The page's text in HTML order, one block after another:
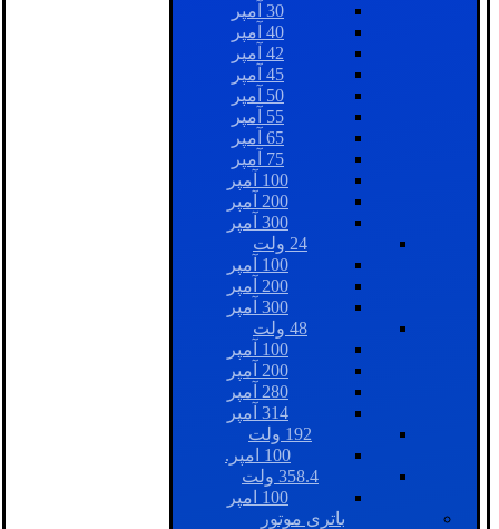
30 آمپر
40 آمپر
42 آمپر
45 آمپر
50 آمپر
55 آمپر
65 آمپر
75 آمپر
100 آمپر
200 آمپر
300 آمپر
24 ولت
100 آمپر
200 آمپر
300 آمپر
48 ولت
100 آمپر
200 آمپر
280 آمپر
314 آمپر
192 ولت
100 امپر.
358.4 ولت
100 امپر
باتری موتور